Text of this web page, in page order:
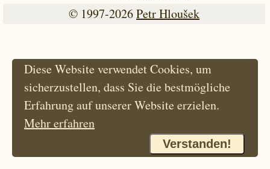
© 1997-2026Petr Hloušek
Diese Website verwendet Cookies, um
sicherzustellen, dass Sie die bestmögliche
Erfahrung auf unserer Website erzielen.
Mehr erfahren
Verstanden!